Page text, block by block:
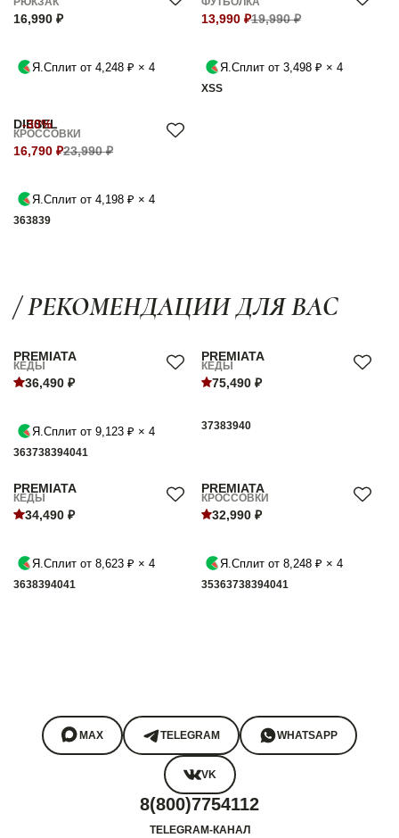
16,990 ₽
Я.Сплит от 4,248 ₽ × 4
13,990 ₽19,990 ₽
Я.Сплит от 3,498 ₽ × 4
XSS
-30%
DIESEL
КРОССОВКИ
16,790 ₽23,990 ₽
Я.Сплит от 4,198 ₽ × 4
363839
/ РЕКОМЕНДАЦИИ ДЛЯ ВАС
PREMIATA
КЕДЫ
36,490 ₽
Я.Сплит от 9,123 ₽ × 4
363738394041
PREMIATA
КЕДЫ
75,490 ₽
37383940
PREMIATA
КЕДЫ
34,490 ₽
Я.Сплит от 8,623 ₽ × 4
3638394041
PREMIATA
КРОССОВКИ
32,990 ₽
Я.Сплит от 8,248 ₽ × 4
35363738394041
MAX TELEGRAM WHATSAPP
VK
8(800)7754112
TELEGRAM-КАНАЛ